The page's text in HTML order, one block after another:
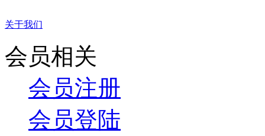
关于我们
会员相关
会员注册
会员登陆